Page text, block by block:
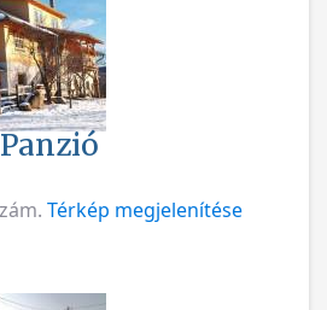
Térkép megjelenítése